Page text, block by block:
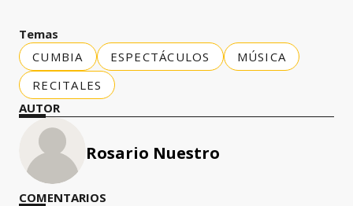
Temas
CUMBIA
ESPECTÁCULOS
MÚSICA
RECITALES
AUTOR
Rosario Nuestro
COMENTARIOS